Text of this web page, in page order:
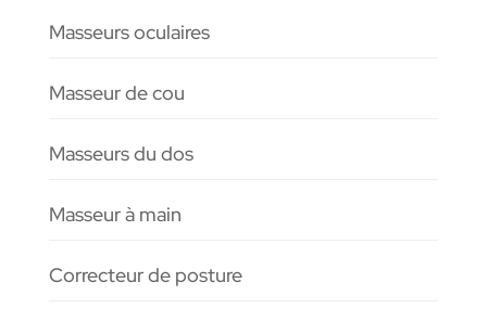
Masseurs oculaires
Masseur de cou
Masseurs du dos
Masseur à main
Correcteur de posture